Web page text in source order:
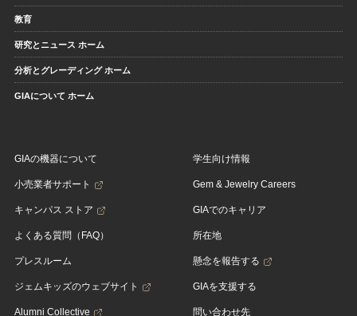
教育
研究とニュース ホーム
分析とグレーディング ホーム
GIAについて ホーム
GIAの機器について
小売業者サポート
キャンパス ストア
よくある質問（FAQ）
プレスルーム
ジェムキッズのウェブサイト
Alumni Collective
学生向け情報
Gem & Jewelry Careers
GIAでのキャリア
所在地
懸念を報告する
GIAを支援する
問い合わせ先